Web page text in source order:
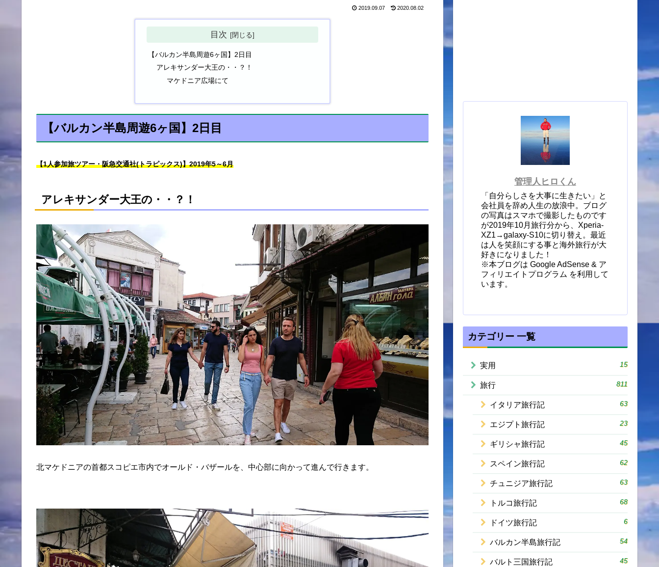
2019.09.07 2020.08.02
目次
【バルカン半島周遊6ヶ国】2日目
アレキサンダー大王の・・？！
マケドニア広場にて
【バルカン半島周遊6ヶ国】2日目
【1人参加旅ツアー・阪急交通社(トラピックス)】2019年5～6月
アレキサンダー大王の・・？！
北マケドニアの首都スコピエ市内でオールド・バザールを、中心部に向かって進んで行きます。
管理人ヒロくん
「自分らしさを大事に生きたい」と
会社員を辞め人生の放浪中。ブログ
の写真はスマホで撮影したものです
が2019年10月旅行分から、Xperia-
XZ1→galaxy-S10に切り替え。最近
は人を笑顔にする事と海外旅行が大
好きになりました！
※本ブログは Google AdSense & ア
フィリエイトプログラム を利用して
います。
カテゴリー 一覧
実用 15
旅行 811
イタリア旅行記 63
エジプト旅行記 23
ギリシャ旅行記 45
スペイン旅行記 62
チュニジア旅行記 63
トルコ旅行記 68
ドイツ旅行記 6
バルカン半島旅行記 54
バルト三国旅行記 45